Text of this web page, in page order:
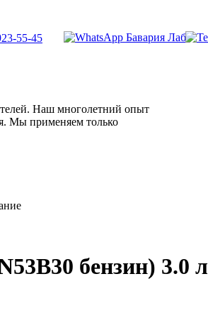
55-45
Наш многолетний опыт
Мы применяем только
бензин) 3.0